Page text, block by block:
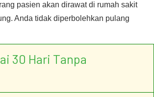
pasien akan dirawat di rumah sakit
Anda tidak diperbolehkan pulang
30 Hari Tanpa